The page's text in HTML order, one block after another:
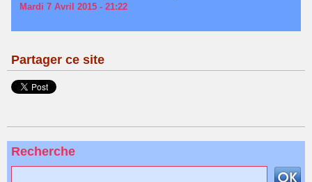
Recherche
Mardi 7 Avril 2015 - 21:22
Partager ce site